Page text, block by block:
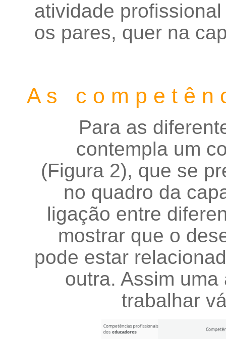
atividade
os pares, quer na
A s c o m p e t ê n
Para as
contempla um
(Figura 2), que se
no quadro da
ligação entre
mostrar que o
pode estar
outra. Assim
trabalhar